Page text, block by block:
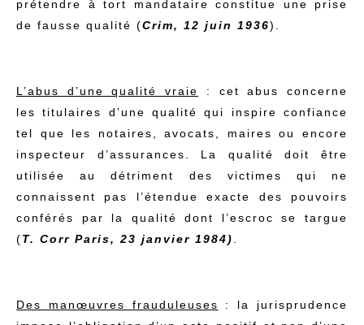
prétendre à tort mandataire constitue une prise
de fausse qualité (Crim, 12 juin 1936).
L’abus d’une qualité vraie
: cet abus concerne
les titulaires d’une qualité qui inspire confiance
tel que les notaires, avocats, maires ou encore
inspecteur d’assurances. La qualité doit être
utilisée au détriment des victimes qui ne
connaissent pas l’étendue exacte des pouvoirs
conférés par la qualité dont l’escroc se targue
(T. Corr Paris, 23 janvier 1984)
Des manœuvres frauduleuses
: la jurisprudence